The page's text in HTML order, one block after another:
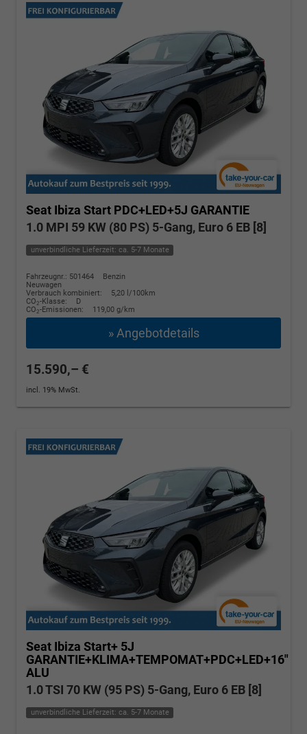
Seat Ibiza Start PDC+LED+5J GARANTIE
1.0 MPI 59 KW (80 PS) 5-Gang, Euro 6 EB [8]
unverbindliche Lieferzeit: ca. 5-7 Monate
Fahrzeugnr.: 501464
Benzin
Neuwagen
Verbrauch kombiniert:
5,20 l/100km
CO2-Klasse:
D
CO2-Emissionen: 119,00 g/km
» Angebotdetails
15.590,– €
incl. 19% MwSt.
Seat Ibiza Start+ 5J
GARANTIE+KLIMA+TEMPOMAT+PDC+LED+16"
ALU
1.0 TSI 70 KW (95 PS) 5-Gang, Euro 6 EB [8]
unverbindliche Lieferzeit: ca. 5-7 Monate